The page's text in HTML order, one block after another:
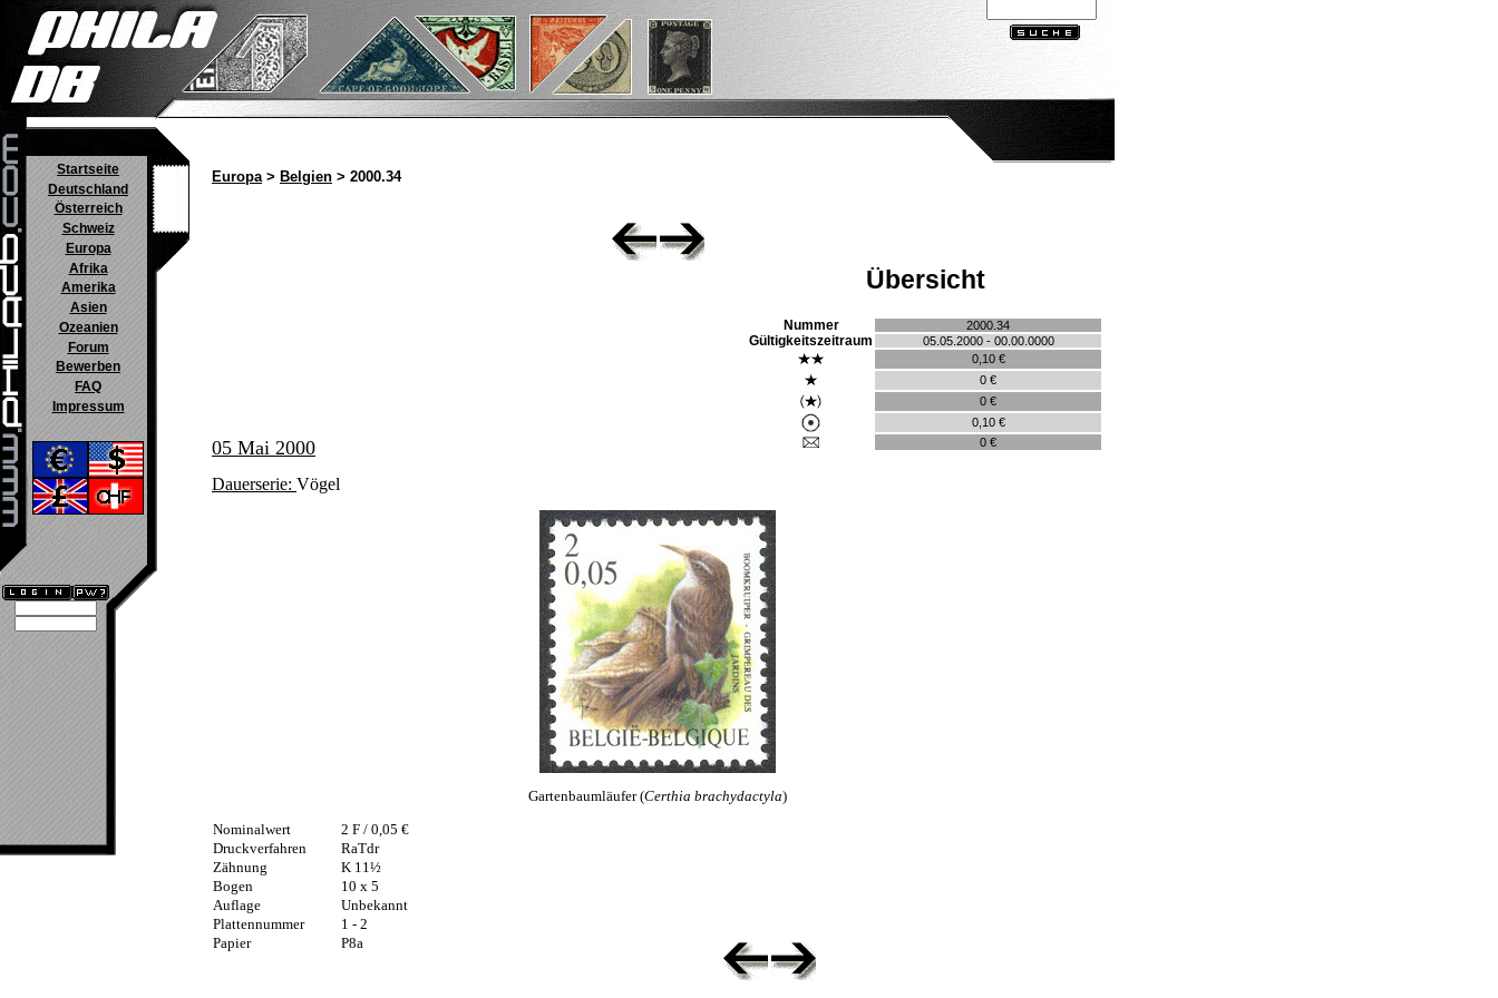
Startseite
Deutschland
Österreich
Schweiz
Europa
Afrika
Amerika
Asien
Ozeanien
Forum
Bewerben
FAQ
Impressum
Europa> Belgien > 2000.34
Übersicht
Nummer
2000.34
Gültigkeitszeitraum
05.05.2000 - 00.00.0000
0,10 €
0 €
0 €
0,10 €
0 €
05 Mai 2000
Dauerserie: Vögel
Gartenbaumläufer (Certhia brachydactyla)
Nominalwert
2 F / 0,05 €
Druckverfahren
RaTdr
Zähnung
K 11½
Bogen
10 x 5
Auflage
Unbekannt
Plattennummer
1 - 2
Papier
P8a